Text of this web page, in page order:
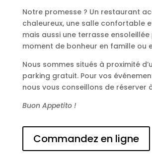
Notre promesse ? Un restaurant
chaleureux, une salle confortable
mais aussi une terrasse ensoleillée
moment de bonheur en famille ou
Nous sommes situés à proximité
parking gratuit. Pour vos
nous vous conseillons de réserver
Buon Appetito !
Commandez en ligne